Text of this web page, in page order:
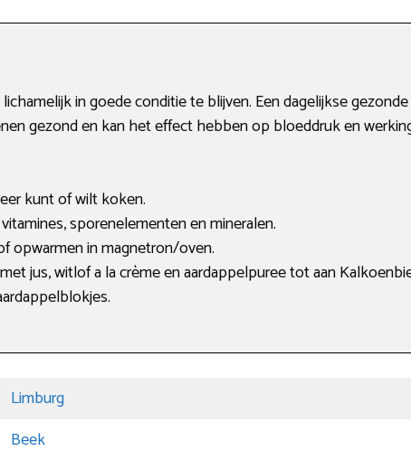
in goede conditie te blijven. Een dagelijkse
gezond en kan het effect hebben op bloeddruk en
kunt of wilt koken.
sporenelementen en mineralen.
opwarmen in magnetron/oven.
jus, witlof a la crème en aardappelpuree tot aan
Limburg
Beek